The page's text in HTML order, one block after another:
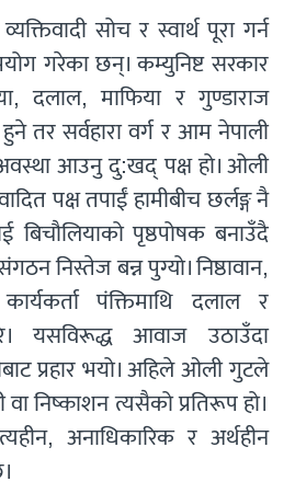
सोच र स्वार्थ पूरा गर्न
गरेका छन्। कम्युनिष्ट सरकार
दलाल, माफिया र गुण्डाराज
तर सर्वहारा वर्ग र आम नेपाली
आउनु दु:खद् पक्ष हो। ओली
पक्ष तपाईं हामीबीच छर्लङ्ग नै
पृष्ठपोषक बनाउँदै
निस्तेज बन्न पुग्यो। निष्ठावान,
पंक्तिमाथि दलाल र
यसविरूद्ध आवाज उठाउँदा
प्रहार भयो। अहिले ओली गुटले
निष्काशन त्यसैको प्रतिरूप हो।
अनाधिकारिक र अर्थहीन